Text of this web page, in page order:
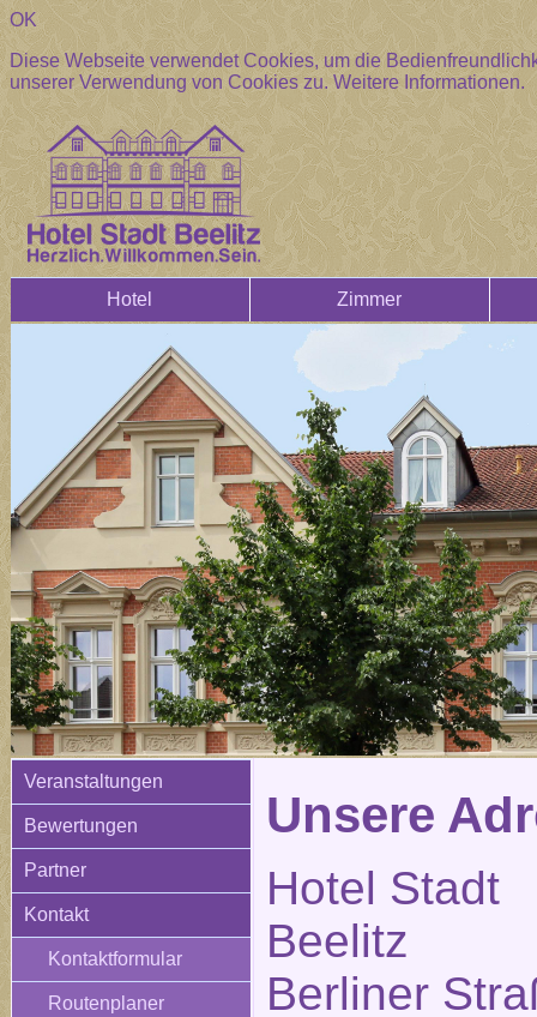
OK
Diese Webseite verwendet Cookies, um die
unserer Verwendung von Cookies zu.Weitere Informationen.
Hotel Zimmer
Veranstaltungen
Bewertungen
Partner
Kontakt
Kontaktformular
Routenplaner
Unsere
Hotel Stadt
Beelitz
Berliner